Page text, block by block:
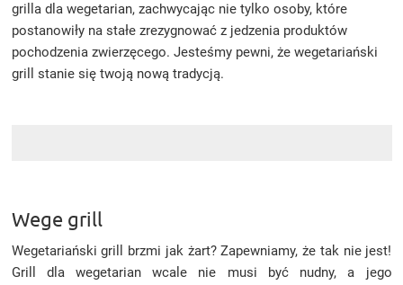
grilla dla wegetarian, zachwycając nie tylko osoby, które
postanowiły na stałe zrezygnować z jedzenia produktów
pochodzenia zwierzęcego. Jesteśmy pewni, że wegetariański
grill stanie się twoją nową tradycją.
Wege grill
Wegetariański grill brzmi jak żart? Zapewniamy, że tak nie jest!
Grill dla wegetarian wcale nie musi być nudny, a jego